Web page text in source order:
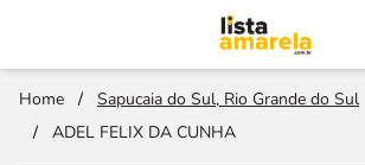
Home / Sapucaia do Sul, Rio Grande do Sul
/
ADEL FELIX DA CUNHA